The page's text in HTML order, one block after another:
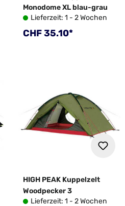
Monodome XL blau-grau
Lieferzeit: 1 - 2 Wochen
Regulärer Preis:
CHF 35.10*
HIGH PEAK Kuppelzelt
Woodpecker 3
Lieferzeit: 1 - 2 Wochen